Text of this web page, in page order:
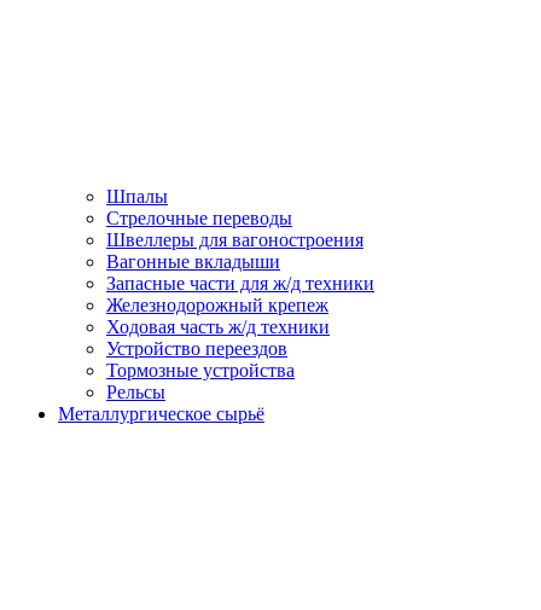
Шпалы
Стрелочные переводы
Швеллеры для вагоностроения
Вагонные вкладыши
Запасные части для ж/д техники
Железнодорожный крепеж
Ходовая часть ж/д техники
Устройство переездов
Тормозные устройства
Рельсы
Металлургическое сырьё